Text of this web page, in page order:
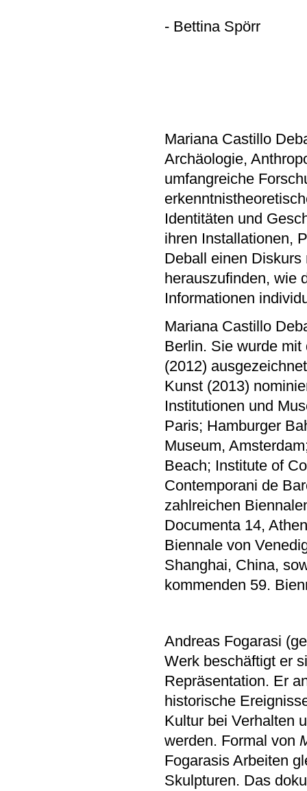
- Bettina Spörr
Mariana Castillo
Archäologie,
umfangreiche
Identitäten und
ihren Installationen,
Deball einen
herauszufinden, wie
Informationen
Mariana Castillo
Berlin. Sie wurde
(2012)
Kunst (2013)
Institutionen und
Paris; Hamburger
Museum,
Beach; Institute of
Contemporani de
zahlreichen
Documenta 14,
Biennale von
Shanghai, China,
kommenden 59.
Andreas Fogarasi
Werk beschäftigt er
Repräsentation. Er
historische
Kultur bei Verhalten
werden. Formal von
Fogarasis Arbeiten
Skulpturen. Das